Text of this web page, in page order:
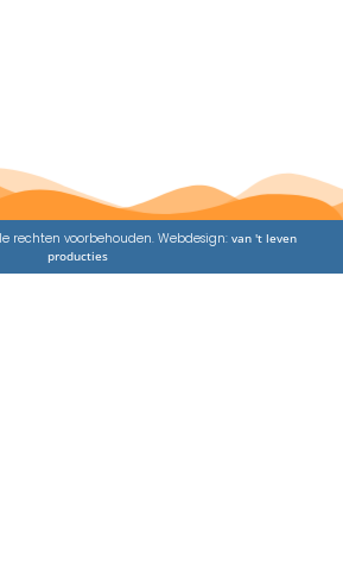
rechten voorbehouden. Webdesign: van 't leven
producties